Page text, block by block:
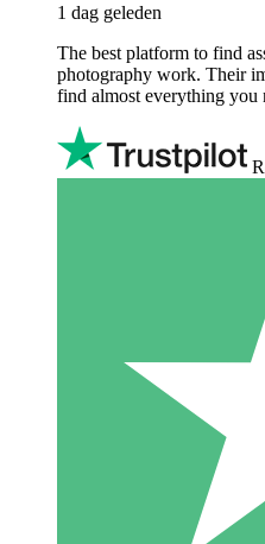
1 dag geleden
The best platform to find
photography work. Their
find almost everything you